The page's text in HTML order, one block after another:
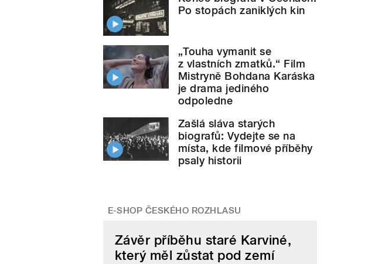
Po stopách zaniklých kin
„Touha vymanit se
z vlastních zmatků.“ Film
Mistryně Bohdana Karáska
je drama jediného
odpoledne
Zašlá sláva starých
biografů: Vydejte se na
místa, kde filmové příběhy
psaly historii
E-SHOP ČESKÉHO ROZHLASU
Závěr příběhu staré Karviné,
který měl zůstat pod zemí